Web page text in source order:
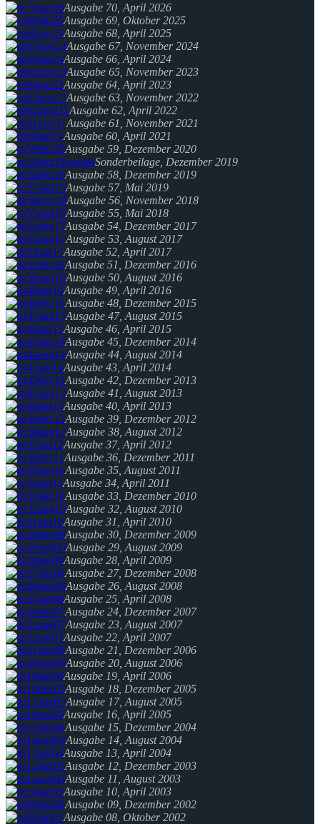
Ausgabe 70, April 2026
Ausgabe 69, Oktober 2025
Ausgabe 68, April 2025
Ausgabe 67, November 2024
Ausgabe 66, April 2024
Ausgabe 65, November 2023
Ausgabe 64, April 2023
Ausgabe 63, November 2022
Ausgabe 62, April 2022
Ausgabe 61, November 2021
Ausgabe 60, April 2021
Ausgabe 59, Dezember 2020
Sonderbeilage, Dezember 2019
Ausgabe 58, Dezember 2019
Ausgabe 57, Mai 2019
Ausgabe 56, November 2018
Ausgabe 55, Mai 2018
Ausgabe 54, Dezember 2017
Ausgabe 53, August 2017
Ausgabe 52, April 2017
Ausgabe 51, Dezember 2016
Ausgabe 50, August 2016
Ausgabe 49, April 2016
Ausgabe 48, Dezember 2015
Ausgabe 47, August 2015
Ausgabe 46, April 2015
Ausgabe 45, Dezember 2014
Ausgabe 44, August 2014
Ausgabe 43, April 2014
Ausgabe 42, Dezember 2013
Ausgabe 41, August 2013
Ausgabe 40, April 2013
Ausgabe 39, Dezember 2012
Ausgabe 38, August 2012
Ausgabe 37, April 2012
Ausgabe 36, Dezember 2011
Ausgabe 35, August 2011
Ausgabe 34, April 2011
Ausgabe 33, Dezember 2010
Ausgabe 32, August 2010
Ausgabe 31, April 2010
Ausgabe 30, Dezember 2009
Ausgabe 29, August 2009
Ausgabe 28, April 2009
Ausgabe 27, Dezember 2008
Ausgabe 26, August 2008
Ausgabe 25, April 2008
Ausgabe 24, Dezember 2007
Ausgabe 23, August 2007
Ausgabe 22, April 2007
Ausgabe 21, Dezember 2006
Ausgabe 20, August 2006
Ausgabe 19, April 2006
Ausgabe 18, Dezember 2005
Ausgabe 17, August 2005
Ausgabe 16, April 2005
Ausgabe 15, Dezember 2004
Ausgabe 14, August 2004
Ausgabe 13, April 2004
Ausgabe 12, Dezember 2003
Ausgabe 11, August 2003
Ausgabe 10, April 2003
Ausgabe 09, Dezember 2002
Ausgabe 08, Oktober 2002